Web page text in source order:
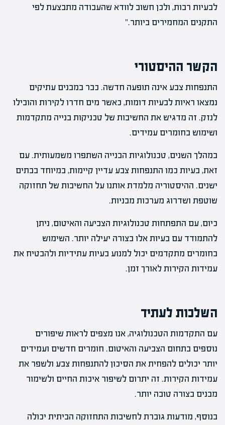
לבעיות רבות, ולכן חשוב לוודא שהעבודה מתבצעת לפי
התקנים המחמירים ביותר."
הקשר ההיסטורי
התנפחות צבע אינה תופעה חדשה. כבר במבנים עתיקים
נמצאו ראיות לבעיות דומות, כאשר מים חדרו לקירות והובילו
לנזק. זה מדגיש את החשיבות של טכניקות בנייה מתקדמות
ושימוש בחומרים עמידים.
במהלך השנים, טכנולוגיות הבנייה השתפרו משמעותית. עם
זאת, בעיות כמו התנפחות צבע עדיין קיימות, במיוחד בבתים
ישנים. ההיסטוריה מלמדת אותנו על החשיבות של תחזוקה
שוטפת ושדרוג מערכות מבניות.
כיום, עם התפתחות טכנולוגיות הצביעה והאיטום, ניתן
להתמודד עם בעיות אלו בצורה יעילה יותר. השימוש
בחומרים מתקדמים יכול למנוע בעיות עתידיות ולהבטיח את
עמידות הקירות לאורך זמן.
השלכות לעתיד
עם התקדמות הטכנולוגיה, אנו מצפים לראות שיפורים
נוספים בתחום הצביעה והאיטום. חומרים חדשים ועמידים
יותר יכולים להפחית את הסיכון להתנפחות צבע ולשפר את
עמידות הקירות. זה יתרום לשיפור איכות החיים ולשימור
מבנים בצורה טובה יותר.
בנוסף, מודעות גוברת לחשיבות התחזוקה הביתית יכולה